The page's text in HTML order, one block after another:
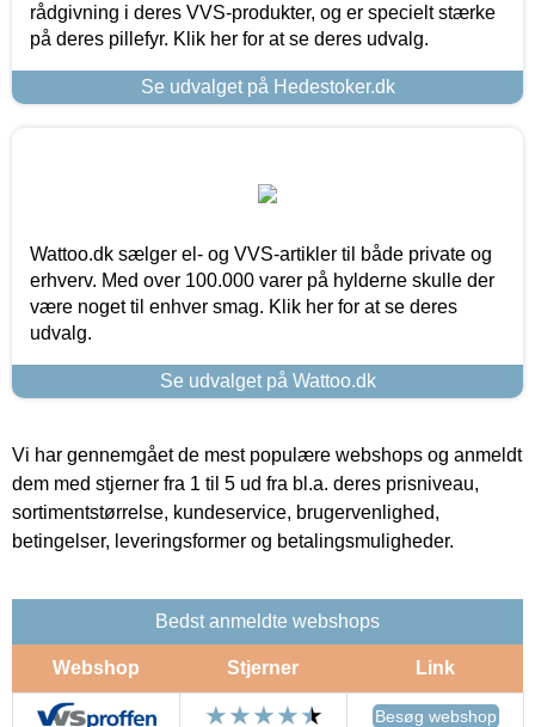
rådgivning i deres VVS-produkter, og er specielt stærke
på deres pillefyr. Klik her for at se deres udvalg.
Se udvalget på Hedestoker.dk
Wattoo.dk sælger el- og VVS-artikler til både private og
erhverv. Med over 100.000 varer på hylderne skulle der
være noget til enhver smag. Klik her for at se deres
udvalg.
Se udvalget på Wattoo.dk
Vi har gennemgået de mest populære webshops og anmeldt
dem med stjerner fra 1 til 5 ud fra bl.a. deres prisniveau,
sortimentstørrelse, kundeservice, brugervenlighed,
betingelser, leveringsformer og betalingsmuligheder.
Bedst anmeldte webshops
Webshop Stjerner Link
Besøg webshop